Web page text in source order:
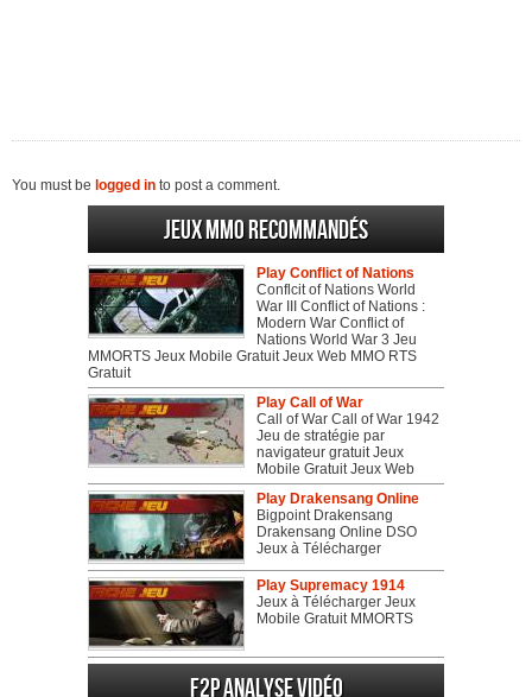
You must be logged in to post a comment.
Jeux MMO recommandés
Play Conflict of Nations
Conflcit of Nations World
War III Conflict of Nations :
Modern War Conflict of
Nations World War 3 Jeu
MMORTS Jeux Mobile Gratuit Jeux Web MMO RTS
Gratuit
Play Call of War
Call of War Call of War 1942
Jeu de stratégie par
navigateur gratuit Jeux
Mobile Gratuit Jeux Web
Play Drakensang Online
Bigpoint Drakensang
Drakensang Online DSO
Jeux à Télécharger
Play Supremacy 1914
Jeux à Télécharger Jeux
Mobile Gratuit MMORTS
F2P Analyse vidéo